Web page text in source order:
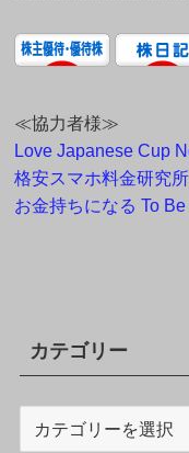
≪協力者様≫
Love Japanese Cup
格安スマホ料金研究所
お金持ちになる To
カテゴリー